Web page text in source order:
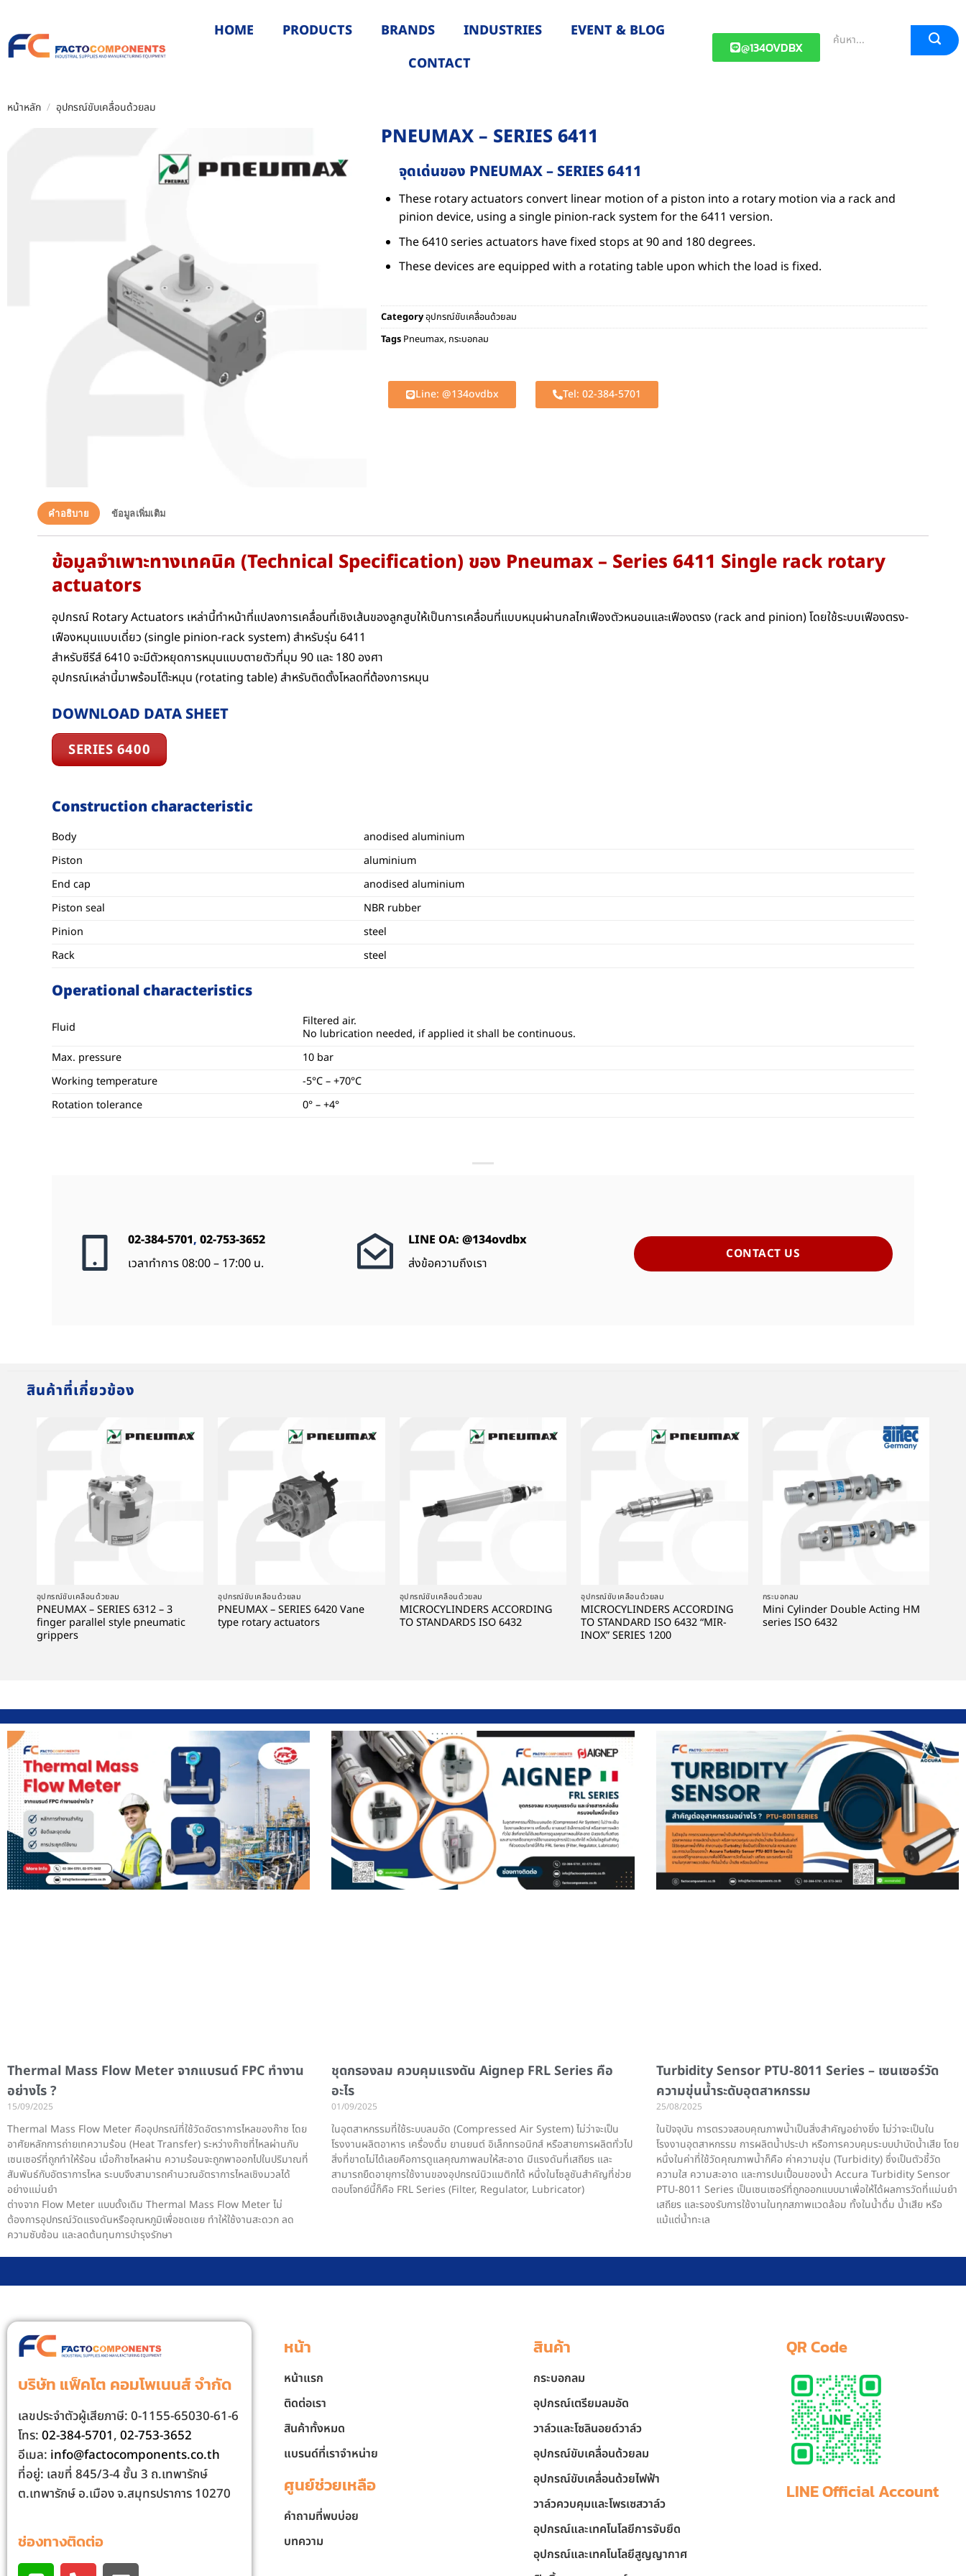
HOME PRODUCTS BRANDS INDUSTRIES
EVENT & BLOG
CONTACT
@134OVDBX
หน้าหลัก / อุปกรณ์ขับเคลื่อนด้วยลม
PNEUMAX – SERIES 6411
จุดเด่นของ PNEUMAX – SERIES 6411
These rotary actuators convert linear motion of a piston into a rotary motion via a rack and
pinion device, using a single pinion-rack system for the 6411 version.
The 6410 series actuators have fixed stops at 90 and 180 degrees.
These devices are equipped with a rotating table upon which the load is fixed.
Categoryอุปกรณ์ขับเคลื่อนด้วยลม
Tags Pneumax, กระบอกลม
Line: @134ovdbx Tel: 02-384-5701
คำอธิบาย ข้อมูลเพิ่มเติม
ข้อมูลจำเพาะทางเทคนิค (Technical Specification) ของ Pneumax – Series 6411 Single rack rotary
actuators
อุปกรณ์ Rotary Actuators เหล่านี้ทำหน้าที่แปลงการเคลื่อนที่เชิงเส้นของลูกสูบให้เป็นการเคลื่อนที่แบบหมุนผ่านกลไกเฟืองตัวหนอนและเฟืองตรง (rack and pinion) โดยใช้ระบบเฟืองตรง-
เฟืองหมุนแบบเดี่ยว (single pinion-rack system) สำหรับรุ่น 6411
สำหรับซีรีส์ 6410 จะมีตัวหยุดการหมุนแบบตายตัวที่มุม 90 และ 180 องศา
อุปกรณ์เหล่านี้มาพร้อมโต๊ะหมุน (rotating table) สำหรับติดตั้งโหลดที่ต้องการหมุน
DOWNLOAD DATA SHEET
SERIES 6400
Construction characteristic
Body
anodised aluminium
Piston
aluminium
End cap
anodised aluminium
Piston seal
NBR rubber
Pinion
steel
Rack
steel
Operational characteristics
Fluid
Filtered air.
No lubrication needed, if applied it shall be continuous.
Max. pressure
10 bar
Working temperature
-5°C – +70°C
Rotation tolerance
0° – +4°
02-384-5701, 02-753-3652
เวลาทำการ 08:00 – 17:00 น.
LINE OA: @134ovdbx
ส่งข้อความถึงเรา
CONTACT US
สินค้าที่เกี่ยวข้อง
อุปกรณ์ขับเคลื่อนด้วยลม
PNEUMAX – SERIES 6312 – 3
finger parallel style pneumatic
grippers
อุปกรณ์ขับเคลื่อนด้วยลม
PNEUMAX – SERIES 6420 Vane
type rotary actuators
อุปกรณ์ขับเคลื่อนด้วยลม
MICROCYLINDERS ACCORDING
TO STANDARDS ISO 6432
อุปกรณ์ขับเคลื่อนด้วยลม
MICROCYLINDERS ACCORDING
TO STANDARD ISO 6432 “MIR-
INOX” SERIES 1200
กระบอกลม
Mini Cylinder Double Acting HM
series ISO 6432
Thermal Mass Flow Meter จากแบรนด์ FPC ทำงาน
อย่างไร ?
15/09/2025
Thermal Mass Flow Meter คืออุปกรณ์ที่ใช้วัดอัตราการไหลของก๊าซ โดย
อาศัยหลักการถ่ายเทความร้อน (Heat Transfer) ระหว่างก๊าซที่ไหลผ่านกับ
เซนเซอร์ที่ถูกทำให้ร้อน เมื่อก๊าซไหลผ่าน ความร้อนจะถูกพาออกไปในปริมาณที่
สัมพันธ์กับอัตราการไหล ระบบจึงสามารถคำนวณอัตราการไหลเชิงมวลได้
อย่างแม่นยำ
ต่างจาก Flow Meter แบบดั้งเดิม Thermal Mass Flow Meter ไม่
ต้องการอุปกรณ์วัดแรงดันหรืออุณหภูมิเพื่อชดเชย ทำให้ใช้งานสะดวก ลด
ความซับซ้อน และลดต้นทุนการบำรุงรักษา
ชุดกรองลม ควบคุมแรงดัน Aignep FRL Series คือ
อะไร
01/09/2025
ในอุตสาหกรรมที่ใช้ระบบลมอัด (Compressed Air System) ไม่ว่าจะเป็น
โรงงานผลิตอาหาร เครื่องดื่ม ยานยนต์ อิเล็กทรอนิกส์ หรือสายการผลิตทั่วไป
สิ่งที่ขาดไม่ได้เลยคือการดูแลคุณภาพลมให้สะอาด มีแรงดันที่เสถียร และ
สามารถยืดอายุการใช้งานของอุปกรณ์นิวแมติกได้ หนึ่งในโซลูชันสำคัญที่ช่วย
ตอบโจทย์นี้ก็คือ FRL Series (Filter, Regulator, Lubricator)
Turbidity Sensor PTU-8011 Series – เซนเซอร์วัด
ความขุ่นน้ำระดับอุตสาหกรรม
25/08/2025
ในปัจจุบัน การตรวจสอบคุณภาพน้ำเป็นสิ่งสำคัญอย่างยิ่ง ไม่ว่าจะเป็นใน
โรงงานอุตสาหกรรม การผลิตน้ำประปา หรือการควบคุมระบบบำบัดน้ำเสีย โดย
หนึ่งในค่าที่ใช้วัดคุณภาพน้ำก็คือ ค่าความขุ่น (Turbidity) ซึ่งเป็นตัวชี้วัด
ความใส ความสะอาด และการปนเปื้อนของน้ำ Accura Turbidity Sensor
PTU-8011 Series เป็นเซนเซอร์ที่ถูกออกแบบมาเพื่อให้ได้ผลการวัดที่แม่นยำ
เสถียร และรองรับการใช้งานในทุกสภาพแวดล้อม ทั้งในน้ำดื่ม น้ำเสีย หรือ
แม้แต่น้ำทะเล
บริษัท แฟ็คโต คอมโพเนนส์ จํากัด
เลขประจําตัวผู้เสียภาษี: 0-1155-65030-61-6
โทร:02-384-5701,02-753-3652
อีเมล: info@factocomponents.co.th
ที่อยู่: เลขที่ 845/3-4 ชั้น 3 ถ.เทพารักษ์
ต.เทพารักษ์ อ.เมือง จ.สมุทรปราการ 10270
ช่องทางติดต่อ
หน้า
หน้าแรก
ติดต่อเรา
สินค้าทั้งหมด
แบรนด์ที่เราจำหน่าย
ศูนย์ช่วยเหลือ
คำถามที่พบบ่อย
บทความ
สินค้า
กระบอกลม
อุปกรณ์เตรียมลมอัด
วาล์วและโซลินอยด์วาล์ว
อุปกรณ์ขับเคลื่อนด้วยลม
อุปกรณ์ขับเคลื่อนด้วยไฟฟ้า
วาล์วควบคุมและโพรเซสวาล์ว
อุปกรณ์และเทคโนโลยีการจับยึด
อุปกรณ์และเทคโนโลยีสูญญากาศ
QR Code
LINE Official Account